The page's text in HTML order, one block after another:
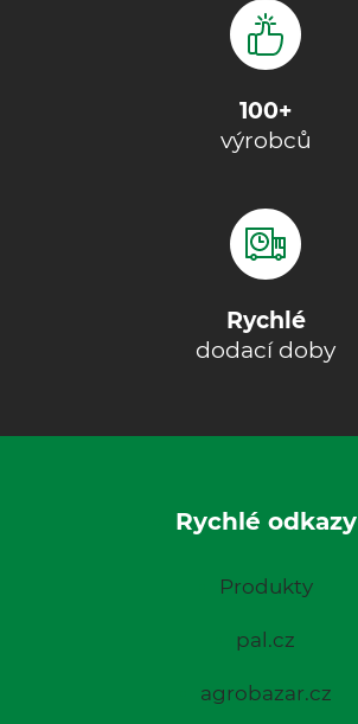
100+
výrobců
Rychlé
dodací doby
Rychlé odkazy
Produkty
pal.cz
agrobazar.cz